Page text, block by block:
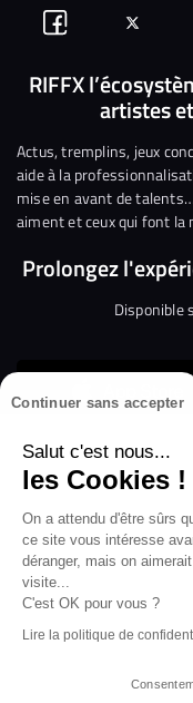
Continuer sans accepter
Salut c'est nous...
les Cookies !
On a attendu d'être sûrs
ce site vous intéresse
déranger, mais on
visite...
C'est OK pour vous ?
Lire la politique de
Suivez-
nous
Facebook
nous
sur
RIFFX
artistes
Actus, tremplins, jeux
aide à la
mise en avant de talents…
aiment et ceux qui font la
Prolongez
Disponible
Conditions
les webradios
en exclusivité sur VIBES le